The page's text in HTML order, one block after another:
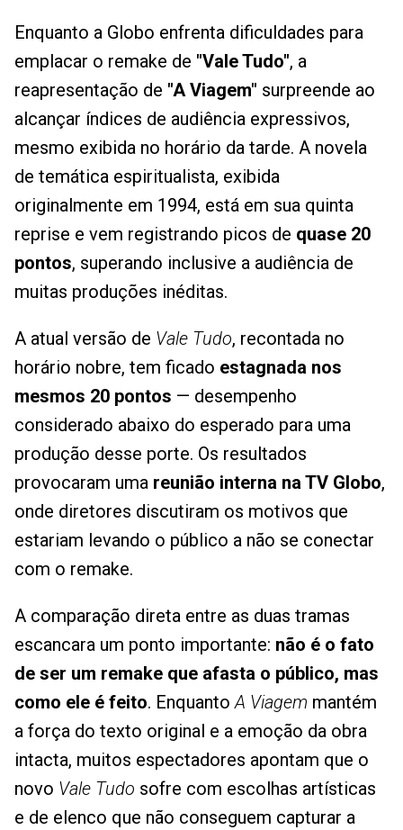
Enquanto a Globo enfrenta dificuldades para
emplacar o remake de "Vale Tudo", a
reapresentação de "A Viagem" surpreende ao
alcançar índices de audiência expressivos,
mesmo exibida no horário da tarde. A novela
de temática espiritualista, exibida
originalmente em 1994, está em sua quinta
reprise e vem registrando picos de quase 20
pontos, superando inclusive a audiência de
muitas produções inéditas.
A atual versão de Vale Tudo, recontada no
horário nobre, tem ficado estagnada nos
mesmos 20 pontos — desempenho
considerado abaixo do esperado para uma
produção desse porte. Os resultados
provocaram uma reunião interna na TV Globo,
onde diretores discutiram os motivos que
estariam levando o público a não se conectar
com o remake.
A comparação direta entre as duas tramas
escancara um ponto importante: não é o fato
de ser um remake que afasta o público, mas
como ele é feito. EnquantoA Viagem mantém
a força do texto original e a emoção da obra
intacta, muitos espectadores apontam que o
novo Vale Tudo sofre com escolhas artísticas
e de elenco que não conseguem capturar a